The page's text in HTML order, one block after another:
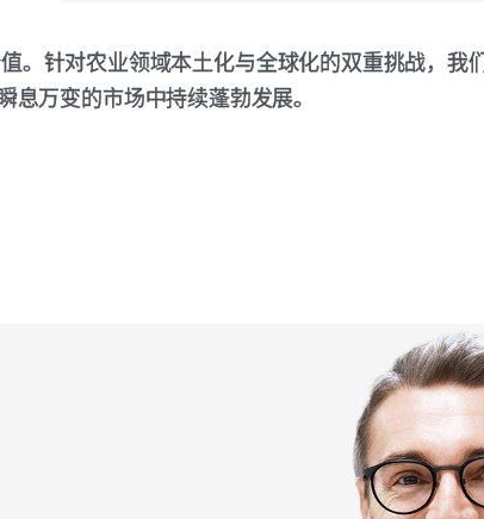
。针对农业领域本土化与全球化的双重挑战，我
万变的市场中持续蓬勃发展。